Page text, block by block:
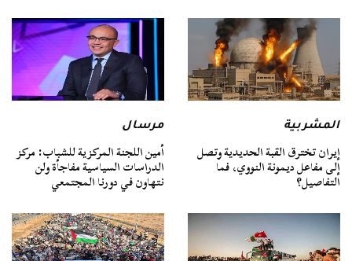
المشربية
إيران تخترق القبة الحديدية وتصل
إلى مفاعل ديمونة النووي، فما
التفاصيل؟
مرسال
أمين اللجنة المركزية للشباب: مركز
الدراسات السياسية مفاجأة ولن
نتهاون في دورنا المجتمعي